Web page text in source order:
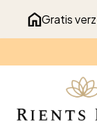
Gratis